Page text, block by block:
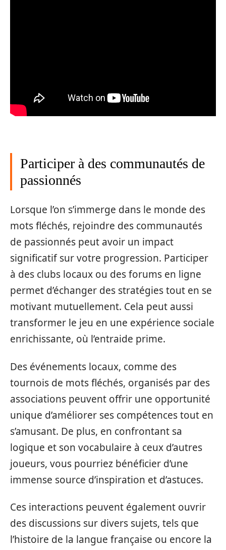
Participer à des communautés de
passionnés
Lorsque l’on s’immerge dans le monde des
mots fléchés, rejoindre des communautés
de passionnés peut avoir un impact
significatif sur votre progression. Participer
à des clubs locaux ou des forums en ligne
permet d’échanger des stratégies tout en se
motivant mutuellement. Cela peut aussi
transformer le jeu en une expérience sociale
enrichissante, où l’entraide prime.
Des événements locaux, comme des
tournois de mots fléchés, organisés par des
associations peuvent offrir une opportunité
unique d’améliorer ses compétences tout en
s’amusant. De plus, en confrontant sa
logique et son vocabulaire à ceux d’autres
joueurs, vous pourriez bénéficier d’une
immense source d’inspiration et d’astuces.
Ces interactions peuvent également ouvrir
des discussions sur divers sujets, tels que
l’histoire de la langue française ou encore la